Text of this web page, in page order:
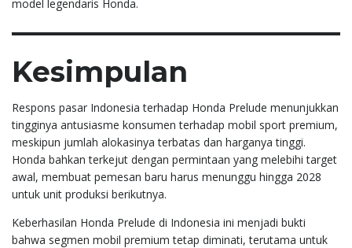
model legendaris Honda.
Kesimpulan
Respons pasar Indonesia terhadap Honda Prelude menunjukkan
tingginya antusiasme konsumen terhadap mobil sport premium,
meskipun jumlah alokasinya terbatas dan harganya tinggi.
Honda bahkan terkejut dengan permintaan yang melebihi target
awal, membuat pemesan baru harus menunggu hingga 2028
untuk unit produksi berikutnya.
Keberhasilan Honda Prelude di Indonesia ini menjadi bukti
bahwa segmen mobil premium tetap diminati, terutama untuk